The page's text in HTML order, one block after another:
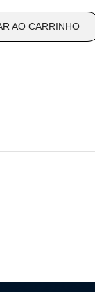
original
atual
AO CARRINHO